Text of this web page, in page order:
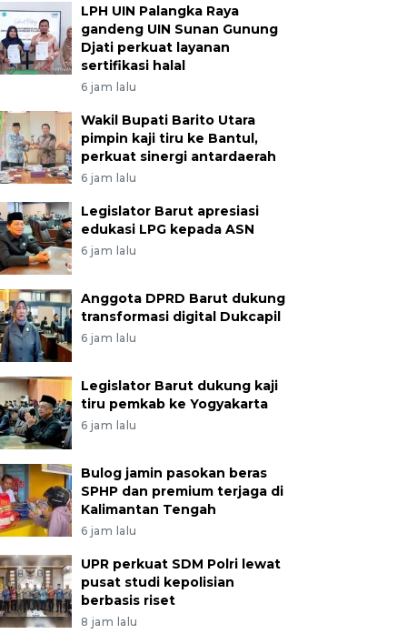
LPH UIN Palangka Raya
gandeng UIN Sunan Gunung
Djati perkuat layanan
sertifikasi halal
6 jam lalu
Wakil Bupati Barito Utara
pimpin kaji tiru ke Bantul,
perkuat sinergi antardaerah
6 jam lalu
Legislator Barut apresiasi
edukasi LPG kepada ASN
6 jam lalu
Anggota DPRD Barut dukung
transformasi digital Dukcapil
6 jam lalu
Legislator Barut dukung kaji
tiru pemkab ke Yogyakarta
6 jam lalu
Bulog jamin pasokan beras
SPHP dan premium terjaga di
Kalimantan Tengah
6 jam lalu
UPR perkuat SDM Polri lewat
pusat studi kepolisian
berbasis riset
8 jam lalu